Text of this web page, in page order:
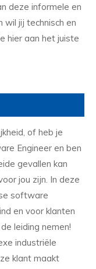
deze informele en
wil jij technisch en
hier aan het juiste
of heb je
Engineer en ben
gevallen kan
jou zijn. In deze
software
en voor klanten
leiding nemen!
industriële
klant maakt